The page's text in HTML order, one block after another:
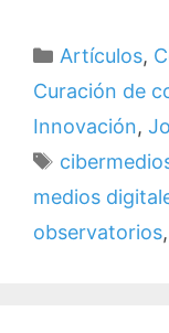
Categorías
Artículos,
Curación de
Innovación,
Etiquetas
medios
observatorios,